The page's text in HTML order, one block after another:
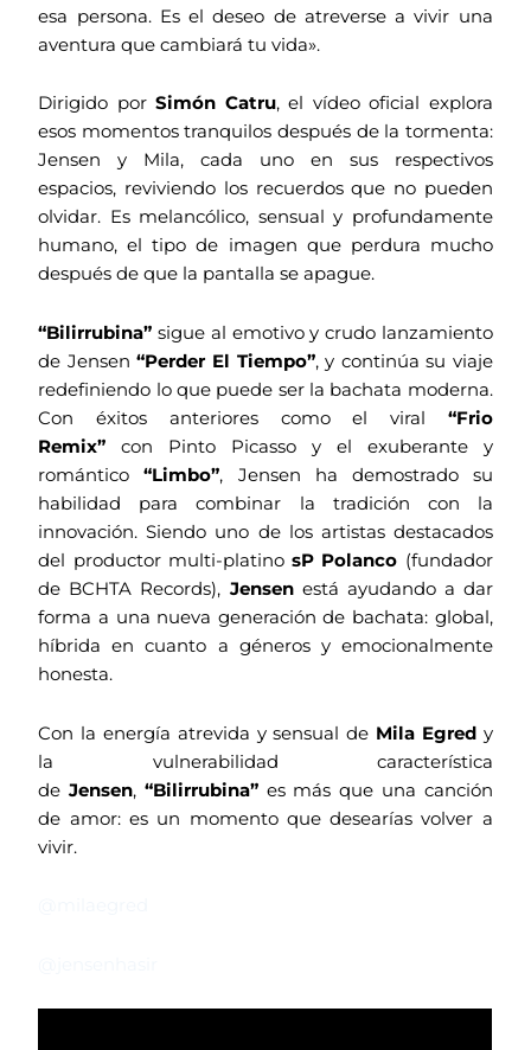
esa persona. Es el deseo de atreverse a vivir una
aventura que cambiará tu vida».
Dirigido porSimón Catru, el vídeo oficial explora
esos momentos tranquilos después de la tormenta:
Jensen y Mila, cada uno en sus respectivos
espacios, reviviendo los recuerdos que no pueden
olvidar. Es melancólico, sensual y profundamente
humano, el tipo de imagen que perdura mucho
después de que la pantalla se apague.
“Bilirrubina”sigue al emotivo y crudo lanzamiento
de Jensen“Perder El Tiempo”, y continúa su viaje
redefiniendo lo que puede ser la bachata moderna.
Con éxitos anteriores como el viral “Frio
Remix” con Pinto Picasso y el exuberante y
romántico“Limbo”, Jensen ha demostrado su
habilidad para combinar la tradición con la
innovación. Siendo uno de los artistas destacados
del productor multi-platinosP Polanco (fundador
de BCHTA Records), Jensenestá ayudando a dar
forma a una nueva generación de bachata: global,
híbrida en cuanto a géneros y emocionalmente
honesta.
Con la energía atrevida y sensual de Mila Egred y
la vulnerabilidad característica
deJensen, “Bilirrubina”es más que una canción
de amor: es un momento que desearías volver a
vivir.